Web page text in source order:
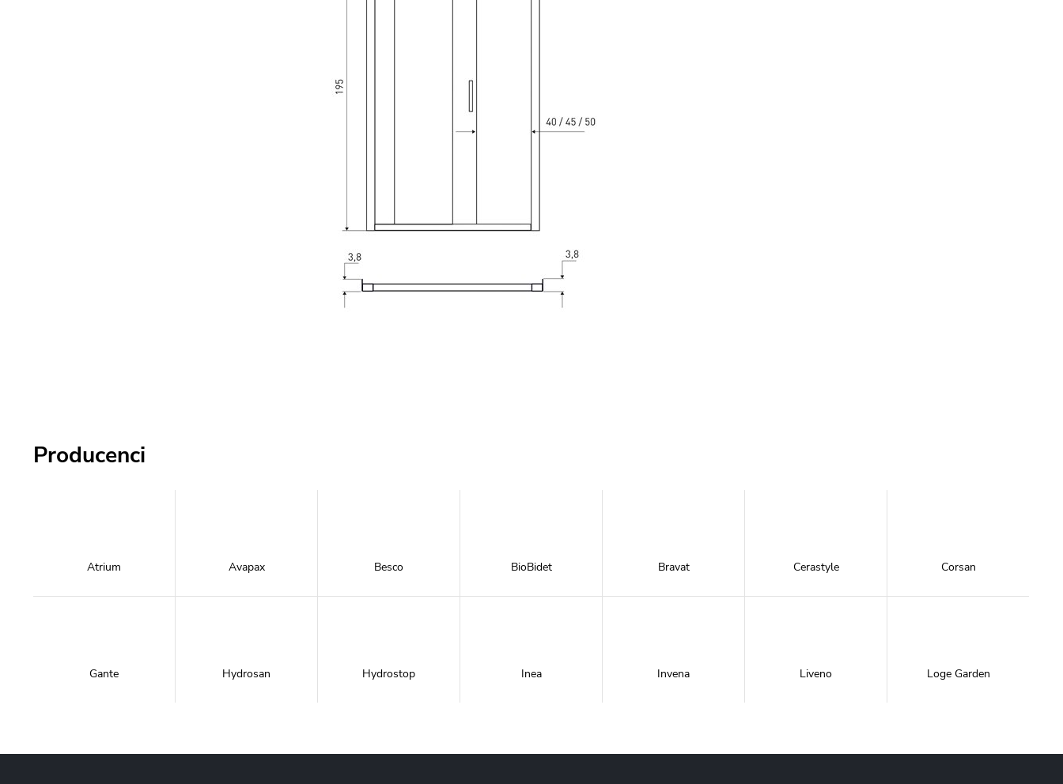
Producenci
Atrium Avapax Besco BioBidet Bravat Cerastyle Corsan
Gante Hydrosan Hydrostop Inea Invena Liveno Loge Garden